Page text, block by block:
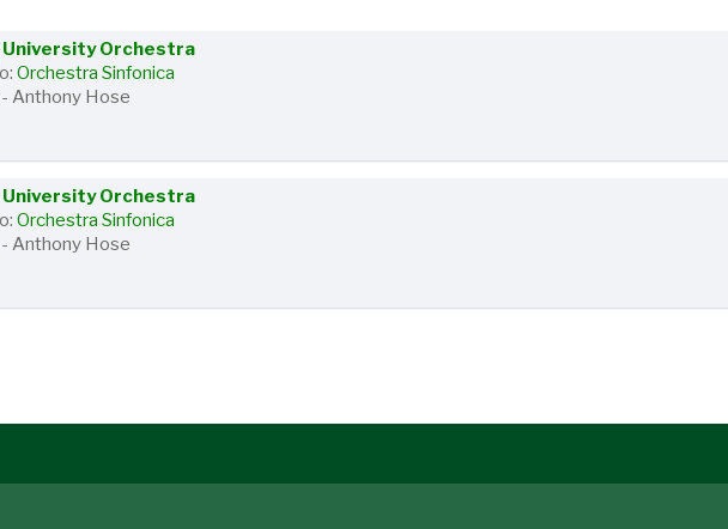
Orchestra
Orchestra Sinfonica
Anthony Hose
Orchestra
Orchestra Sinfonica
Anthony Hose